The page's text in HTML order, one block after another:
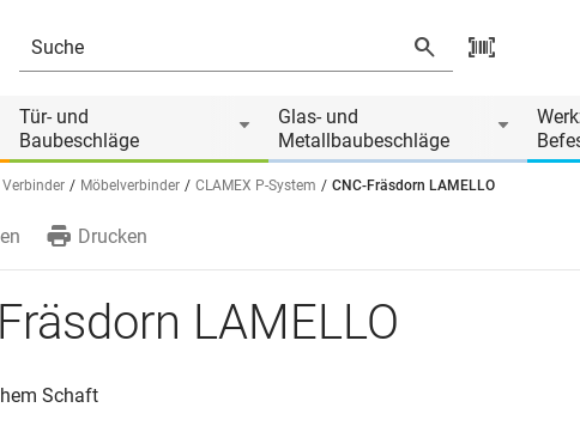
Tür- und
Baubeschläge
Glas- und
Metallbaubeschläge
Möbelverbinder CLAMEX P-System CNC-Fräsdorn LAMELLO
Drucken
LAMELLO
Schaft